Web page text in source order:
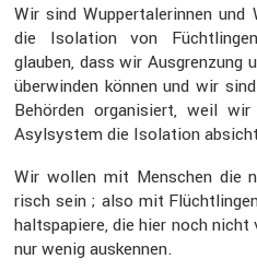
Wir sind Wupper­ta­le­rinnen und
die Isola­tion von
glauben, dass wir Ausgren­zung
überwinden können und wir
Behörden organi­siert, weil
Asylsystem die Isola­tion
Wir wollen mit Menschen die
risch sein ; also mit
halts­pa­piere, die hier noch
nur wenig auskennen.